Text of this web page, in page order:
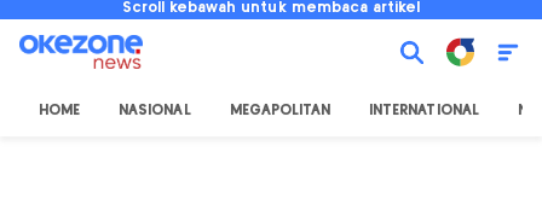
Scroll kebawah untuk membaca artikel
HOME NASIONAL MEGAPOLITAN INTERNATIONAL